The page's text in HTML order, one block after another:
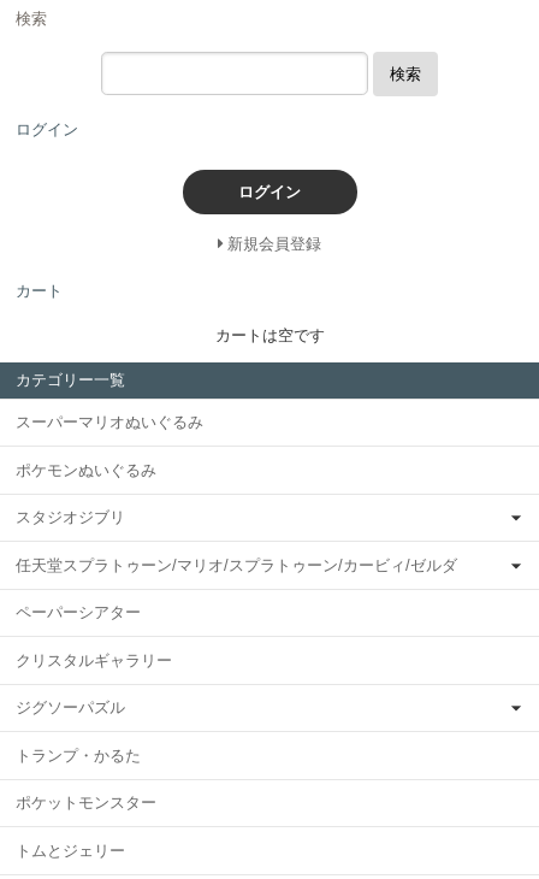
検索
検索
ログイン
ログイン
新規会員登録
カート
カートは空です
カテゴリー一覧
スーパーマリオぬいぐるみ
ポケモンぬいぐるみ
スタジオジブリ
任天堂スプラトゥーン/マリオ/スプラトゥーン/カービィ/ゼルダ
ペーパーシアター
クリスタルギャラリー
ジグソーパズル
トランプ・かるた
ポケットモンスター
トムとジェリー